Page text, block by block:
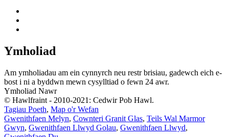
Ymholiad
Am ymholiadau am ein cynnyrch neu restr brisiau, gadewch eich e-
bost i ni a byddwn mewn cysylltiad o fewn 24 awr.
Ymholiad Nawr
© Hawlfraint - 2010-2021: Cedwir Pob Hawl.
Tagiau Poeth, Map o'r Wefan
Gwenithfaen Melyn, Cownteri Granit Glas, Teils Wal Marmor
Gwyn, Gwenithfaen Llwyd Golau, Gwenithfaen Llwyd,